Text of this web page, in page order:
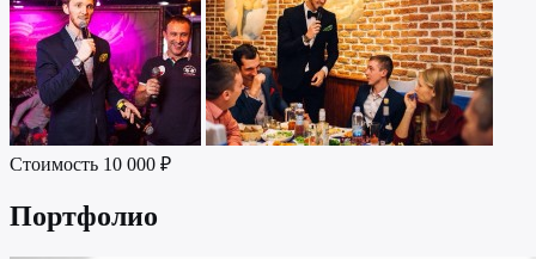
Стоимость 10 000 ₽
Портфолио